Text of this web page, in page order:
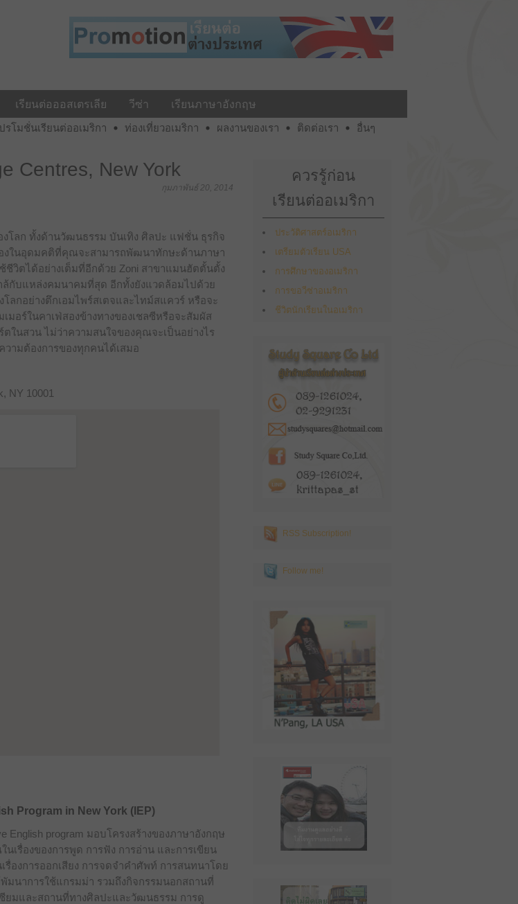
เรียนต่อออสเตรเลีย วีซ่า เรียนภาษาอังกฤษ
รโมชั่นเรียนต่ออเมริกา ท่องเที่ยวอเมริกา ผลงานของเรา ติดต่อเรา อื่นๆ
Centres, New York
กุมภาพันธ์ 20, 2014
โลก ทั้งด้านวัฒนธรรม บันเทิง ศิลปะ แฟชั่น ธุรกิจ
งในอุดมคติที่คุณจะสามารถพัฒนาทักษะด้านภาษา
ชีวิตได้อย่างเต็มที่อีกด้วย Zoni สาขาแมนฮัตตั้นตั้ง
ล้กับแหล่งคมนาคมที่สุด อีกทั้งยังแวดล้อมไปด้วย
โลกอย่างตึกเอมไพร์สเตจและไทม์สแควร์ หรือจะ
มอร์ในคาเฟ่สองข้างทางของเชลซีหรือจะสัมผัส
ในสวน ไม่ว่าความสนใจของคุณจะเป็นอย่างไร
ามต้องการของทุกคนได้เสมอ
NY 10001
Program in New York (IEP)
English program มอบโครงสร้างของภาษาอังกฤษ
เรื่องของการพูด การฟัง การอ่าน และการเขียน
รื่องการออกเสียง การจดจำคำศัพท์ การสนทนาโดย
มนาการใช้แกรมม่า รวมถึงกิจกรรมนอกสถานที่
ซียมและสถานที่ทางศิลปะและวัฒนธรรม การดู
ควรรู้ก่อน
เรียนต่ออเมริกา
ประวัติศาสตร์อเมริกา
เตรียมตัวเรียน USA
การศึกษาของอเมริกา
การขอวีซ่าอเมริกา
ชีวิตนักเรียนในอเมริกา
RSS Subscription!
Follow me!